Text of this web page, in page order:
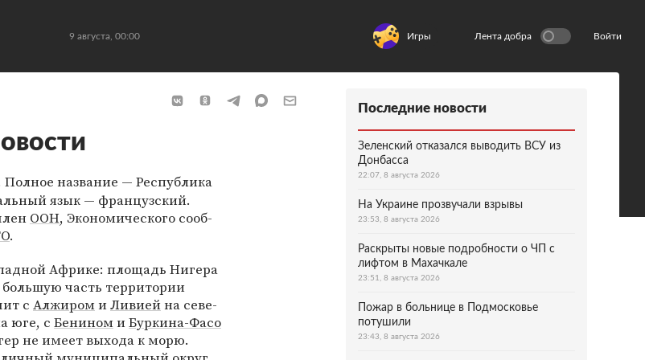
9 августа, 00:00 Игры Лента добра Войти
название — Республика
язык — французский.
ООН, Эко­но­мического со­об­
.
Африке: площадь Нигера
часть территории
с Ал­жи­ромиЛи­ви­ейна се­ве­
юге, с Бе­ни­номиБур­ки­на-Фа­со
не имеет выхода к морю.
Последние новости
Зеленский отказался выводить ВСУ из
Донбасса
22:07, 8 августа 2026
На Украине прозвучали взрывы
23:53, 8 августа 2026
Раскрыты новые подробности о ЧП с
лифтом в Махачкале
23:51, 8 августа 2026
Пожар в больнице в Подмосковье
потушили
23:43, 8 августа 2026